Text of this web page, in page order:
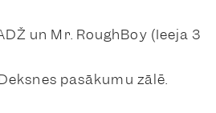
un Mr. RoughBoy (Ieeja 3
pasākumu zālē.